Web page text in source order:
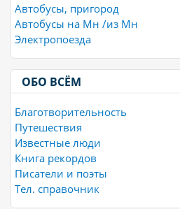
Автобусы, пригород
Автобусы на Мн /из Мн
Электропоезда
ОБО ВСЁМ
Благотворительность
Путешествия
Известные люди
Книга рекордов
Писатели и поэты
Тел. справочник